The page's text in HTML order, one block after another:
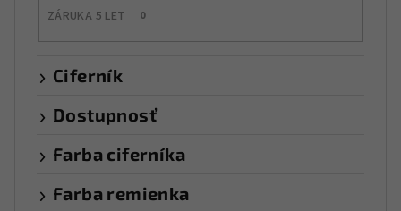
ZÁRUKA 5 LET 0
Ciferník
Dostupnosť
Farba ciferníka
Farba remienka